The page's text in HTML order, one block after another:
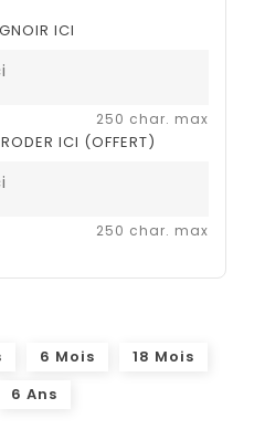
ICI
250 char. max
ICI (OFFERT)
250 char. max
6 Mois
18 Mois
6 Ans